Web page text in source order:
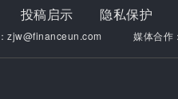
投稿启示 隐私保护
zjw@financeun.com 媒体合作